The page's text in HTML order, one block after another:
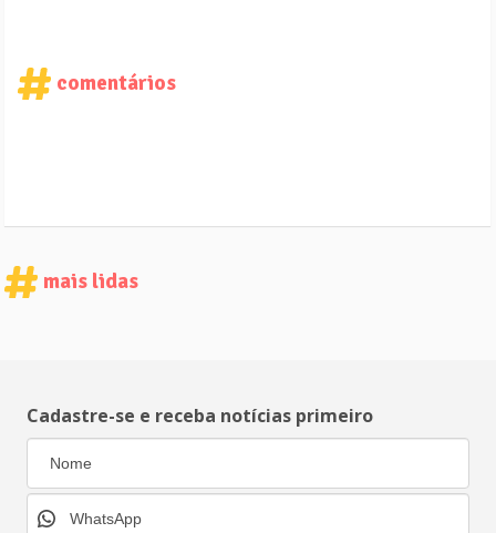
comentários
mais lidas
Cadastre-se e receba notícias primeiro